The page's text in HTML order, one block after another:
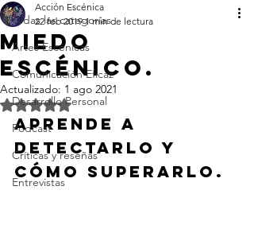
Todas las categorías
Artes Escénicas
Comunicación Eficaz
Desarrollo Personal
Podcast
Críticas y reseñas
Entrevistas
Miedo
escénico.
Acción Escénica
22 feb 2019 1 min de lectura
Actualizado: 1 ago 2021
Obtuvo NaN de 5 estrellas.
Aprende a
detectarlo y
cómo superarlo.